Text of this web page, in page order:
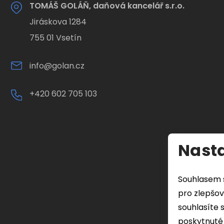
TOMÁŠ GOLÁŇ, daňová kancelář s.r.o.
Jiráskova 1284
755 01 Vsetín
info@golan.cz
+420 602 705 103
pro
souhlasíte